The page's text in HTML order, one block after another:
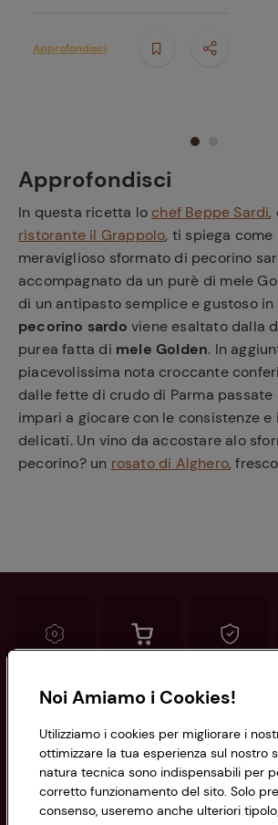
Approfondisci
In questa ricetta lo chef Beppe Sardi,
ristorante il Grappolo, ti spiega
meraviglioso sformato di pecorino
accompagnato da un purè di mele
di un antipasto semplice e gustoso
pecorino sardo viene esaltato dalla
purea fatta di mele Golden. In
piacevolissima nota croccante
dalle fette di crudo di Parma passate
impari a giocare con le consistenze
delicati. Un vino da accostare alo
pecorino? un rosato di Alghero,
Approfondisci
Informazioni
Privacy Policy
Noi Amiamo i Cookies!
Utilizziamo i cookies per migliorare i
ottimizzare la tua esperienza sul nostro
natura tecnica sono indispensabili per
corretto funzionamento del sito. Solo
consenso, useremo anche ulteriori